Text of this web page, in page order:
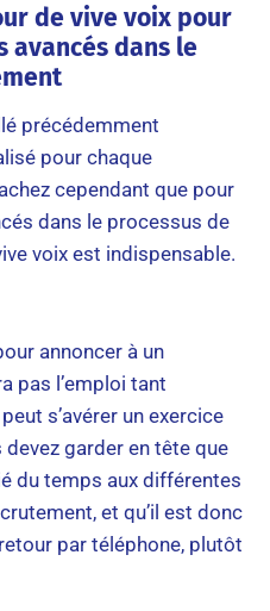
de vive voix pour
avancés dans le
précédemment
pour chaque
cependant que pour
dans le processus de
voix est indispensable.
annoncer à un
pas l’emploi tant
s’avérer un exercice
garder en tête que
du temps aux différentes
et qu’il est donc
par téléphone, plutôt